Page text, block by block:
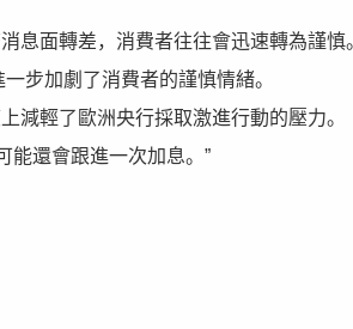
息面轉差，消費者往往會迅速轉為謹慎
步加劇了消費者的謹慎情緒。
減輕了歐洲央行採取激進行動的壓力。
能還會跟進一次加息。”